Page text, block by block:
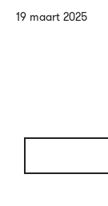
19 maart 2025